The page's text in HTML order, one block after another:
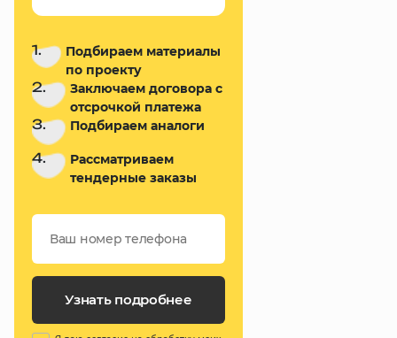
1.
Подбираем материалы
по проекту
2.
Заключаем договора с
отсрочкой платежа
3. Подбираем аналоги
4.
Рассматриваем
тендерные заказы
Узнать подробнее